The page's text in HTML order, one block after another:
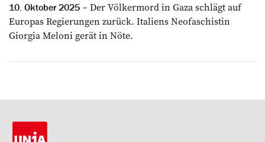
10. Oktober 2025
Der Völkermord in Gaza schlägt auf
Europas Regierungen zurück. Italiens Neofaschistin
Giorgia Meloni gerät in Nöte.